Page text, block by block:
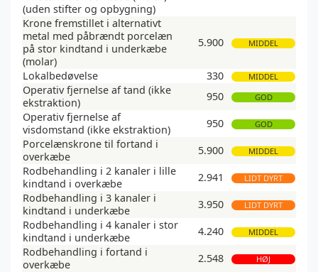
(uden stifter og opbygning)
Krone fremstillet i alternativt
metal med påbrændt porcelæn
på stor kindtand i underkæbe
(molar)
5.900 MIDDEL
Lokalbedøvelse 330 MIDDEL
Operativ fjernelse af tand (ikke
ekstraktion)
950 GOD
Operativ fjernelse af
visdomstand (ikke ekstraktion)
950 GOD
Porcelænskrone til fortand i
overkæbe
5.900 MIDDEL
Rodbehandling i 2 kanaler i lille
kindtand i overkæbe
2.941 LIDT DYRT
Rodbehandling i 3 kanaler i
kindtand i underkæbe
3.950 LIDT DYRT
Rodbehandling i 4 kanaler i stor
kindtand i underkæbe
4.240 MIDDEL
Rodbehandling i fortand i
overkæbe
2.548 HØJ